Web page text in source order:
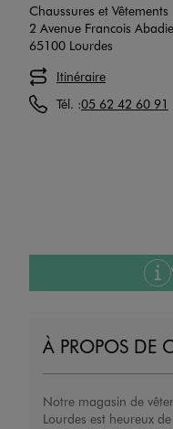
Chaussures et Vêtements
2 Avenue Francois Abadie
65100 Lourdes
Itinéraire
Tél. :05 62 42 60 91
À PROPOS DE
Notre magasin de
Lourdes est heureux